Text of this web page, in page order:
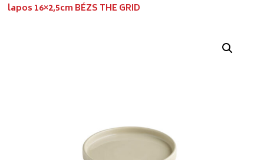
lapos 16×2,5cm BÉZS THE GRID